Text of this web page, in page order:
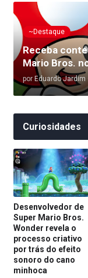
~Destaque
Receba
Mario Bros.
por Eduardo Jardim
Curiosidades
Desenvolvedor de
Super Mario Bros.
Wonder revela o
processo criativo
por trás do efeito
sonoro do cano
minhoca